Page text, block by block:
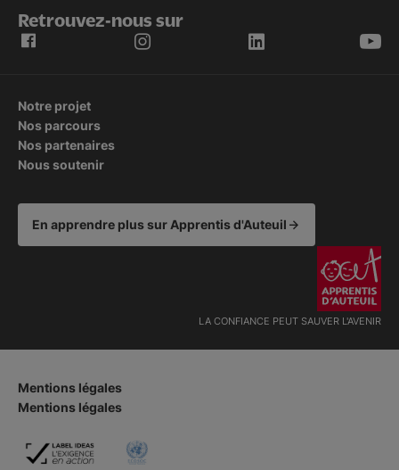
Retrouvez-nous sur
Notre projet
Nos parcours
Nos partenaires
Nous soutenir
En apprendre plus sur Apprentis d'Auteuil
LA CONFIANCE PEUT SAUVER L'AVENIR
Mentions légales
Mentions légales